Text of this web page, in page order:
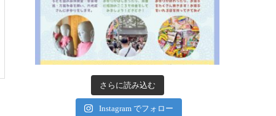
さらに読み込む
Instagram でフォロー